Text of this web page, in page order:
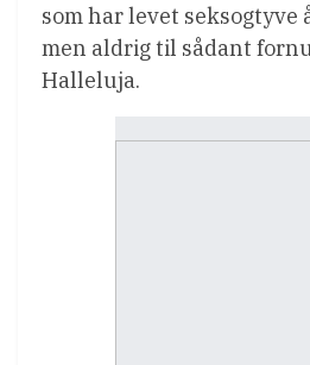
som har levet seksogtyve
men aldrig til sådant
Halleluja.